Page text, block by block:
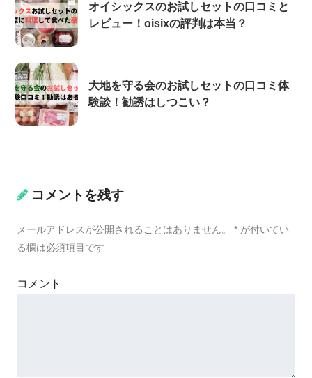
オイシックスのお試しセットの口コミと
レビュー！oisixの評判は本当？
大地を守る会のお試しセットの口コミ体
験談！勧誘はしつこい？
コメントを残す
メールアドレスが公開されることはありません。 * が付いてい
る欄は必須項目です
コメント